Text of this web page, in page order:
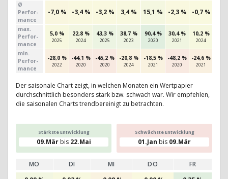
Ø
Perfor­
mance
-7,0 % -3,4 % -3,2 % 3,4 % 15,1 % -2,3 % -0,7 %
max.
Per­for­
mance
5,0 %
2025
22,8 %
2024
43,3 %
2025
38,7 %
2023
90,4 %
2020
30,4 %
2021
10,2 %
2024
min.
Per­for­
mance
-28,0 %
2022
-44,1 %
2020
-45,2 %
2020
-20,8 %
2024
-18,5 %
2021
-48,2 %
2020
-24,6 %
2021
Der saisonale Chart zeigt, in welchen Monaten ein Wertpapier
durchschnittlich besonders stark bzw. schwach war. Wir empfehlen,
die saisonalen Charts trendbereinigt zu betrachten.
Stärkste Entwicklung
09.Märbis 22.Mai
Schwächste Entwicklung
01.Jan bis 09.Mär
MO DI MI DO
FR